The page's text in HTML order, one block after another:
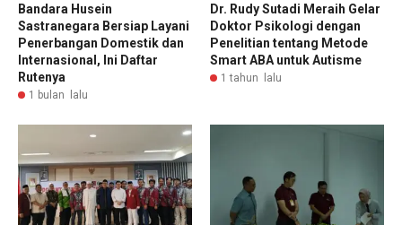
Bandara Husein
Sastranegara Bersiap Layani
Penerbangan Domestik dan
Internasional, Ini Daftar
Rutenya
1 bulan lalu
Dr. Rudy Sutadi Meraih Gelar
Doktor Psikologi dengan
Penelitian tentang Metode
Smart ABA untuk Autisme
1 tahun lalu